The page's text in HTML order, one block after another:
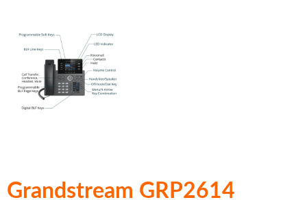
Grandstream IP GRP 2615
Grandstream IP GRP 2614
Grandstream IP GRP 2613
Grandstream IP GRP 2603
Polycom SS IP 7000
Grandstream GRP2614